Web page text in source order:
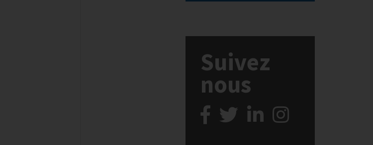
Suivez
nous